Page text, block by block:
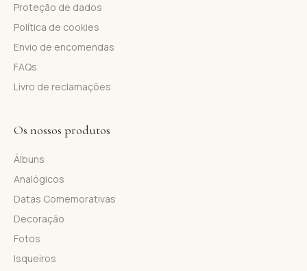
Proteção de dados
Política de cookies
Envio de encomendas
FAQs
Livro de reclamações
Os nossos produtos
Álbuns
Analógicos
Datas Comemorativas
Decoração
Fotos
Isqueiros